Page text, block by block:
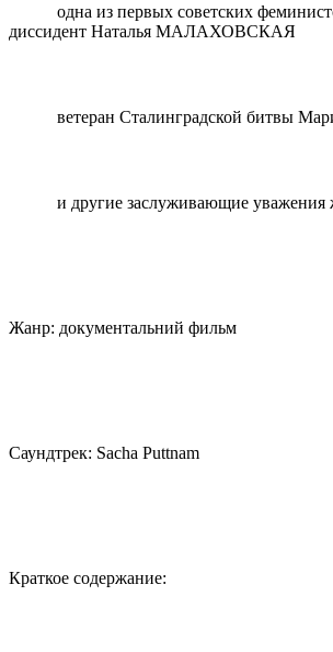
одна из первых советских
диссидент Наталья МАЛАХОВСКАЯ
ветеран Сталинградской битвы
и другие заслуживающие уважения
Жанр: документальний фильм
Саундтрек: Sacha Puttnam
Краткое содержание: